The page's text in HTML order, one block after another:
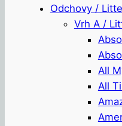
Odchovy /
Vrh A /
All
All